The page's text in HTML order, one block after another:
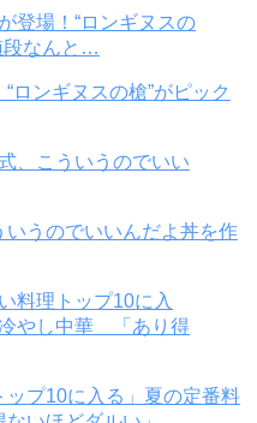
ロンギヌスの槍”がピック
うのでいいんだよ丼を作
ップ10に入る」夏の定番料